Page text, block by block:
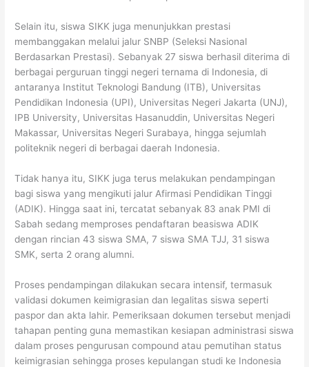
Selain itu, siswa SIKK juga menunjukkan prestasi
membanggakan melalui jalur SNBP (Seleksi Nasional
Berdasarkan Prestasi). Sebanyak 27 siswa berhasil diterima di
berbagai perguruan tinggi negeri ternama di Indonesia, di
antaranya Institut Teknologi Bandung (ITB), Universitas
Pendidikan Indonesia (UPI), Universitas Negeri Jakarta (UNJ),
IPB University, Universitas Hasanuddin, Universitas Negeri
Makassar, Universitas Negeri Surabaya, hingga sejumlah
politeknik negeri di berbagai daerah Indonesia.
Tidak hanya itu, SIKK juga terus melakukan pendampingan
bagi siswa yang mengikuti jalur Afirmasi Pendidikan Tinggi
(ADIK). Hingga saat ini, tercatat sebanyak 83 anak PMI di
Sabah sedang memproses pendaftaran beasiswa ADIK
dengan rincian 43 siswa SMA, 7 siswa SMA TJJ, 31 siswa
SMK, serta 2 orang alumni.
Proses pendampingan dilakukan secara intensif, termasuk
validasi dokumen keimigrasian dan legalitas siswa seperti
paspor dan akta lahir. Pemeriksaan dokumen tersebut menjadi
tahapan penting guna memastikan kesiapan administrasi siswa
dalam proses pengurusan compound atau pemutihan status
keimigrasian sehingga proses kepulangan studi ke Indonesia